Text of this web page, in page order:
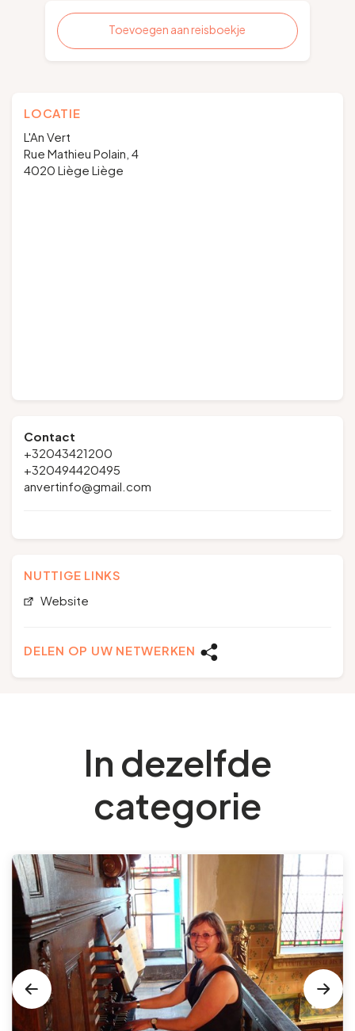
Toevoegen aan reisboekje
LOCATIE
L'An Vert
Rue Mathieu Polain, 4
4020 Liège Liège
Contact
+32043421200
+320494420495
anvertinfo@gmail.com
NUTTIGE LINKS
Website
DELEN OP UW NETWERKEN
In dezelfde
categorie